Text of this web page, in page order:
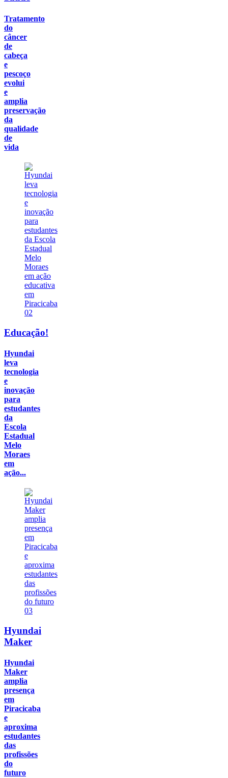
Tratamento
do
câncer
de
cabeça
e
pescoço
evolui
e
amplia
preservação
da
qualidade
de
vida
02
Educação!
Hyundai
leva
tecnologia
e
inovação
para
estudantes
da
Escola
Estadual
Melo
Moraes
em
ação...
03
Hyundai
Maker
Hyundai
Maker
amplia
presença
em
Piracicaba
e
aproxima
estudantes
das
profissões
do
futuro